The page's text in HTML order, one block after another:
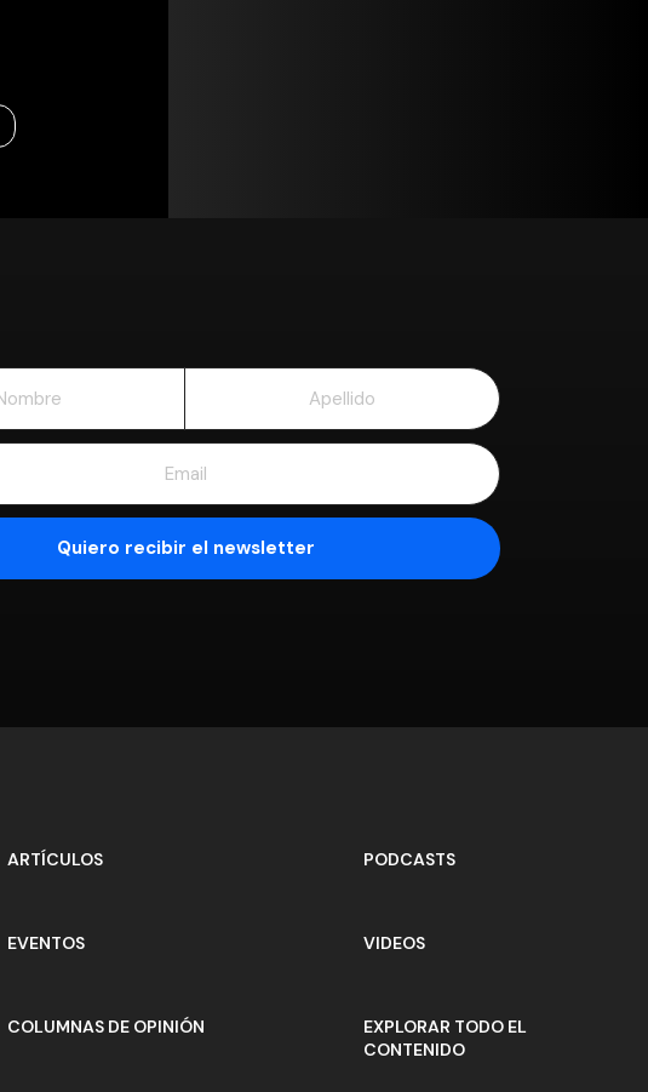
ARTÍCULOS
EVENTOS
COLUMNAS DE OPINIÓN
PODCASTS
VIDEOS
EXPLORAR TODO EL
CONTENIDO